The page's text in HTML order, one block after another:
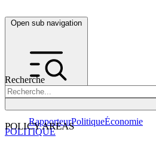
Open sub navigation
Recherche
POLICY AREAS
RapporteurPolitiqueÉconomie
POLITIQUE